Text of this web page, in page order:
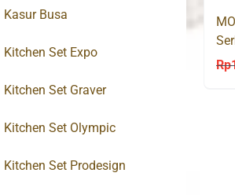
Rp
Kasur Busa
Kitchen Set Expo
Kitchen Set Graver
Kitchen Set Olympic
Kitchen Set Prodesign